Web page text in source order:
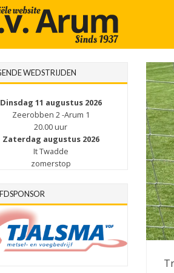
WEDSTRIJDEN
Dinsdag 11 augustus 2026
Zeerobben 2 -Arum 1
20.00 uur
Zaterdag augustus 2026
It Twadde
zomerstop